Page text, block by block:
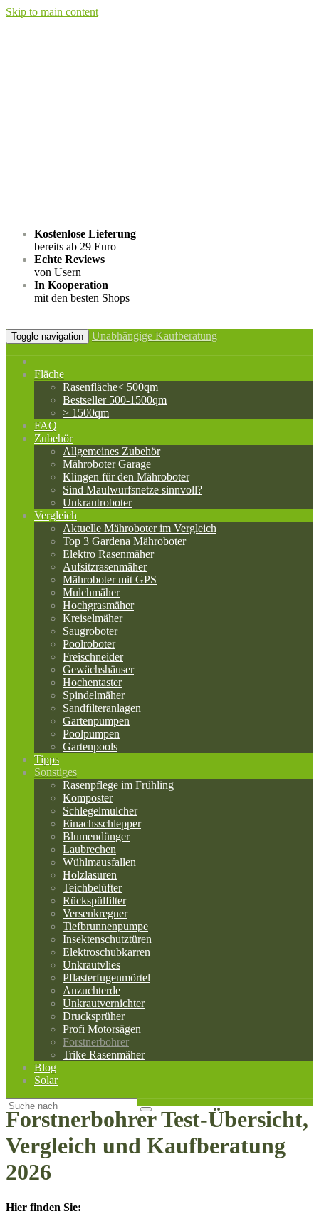
Skip to main content
Kostenlose Lieferung
bereits ab 29 Euro
Echte Reviews
von Usern
In Kooperation
mit den besten Shops
Toggle navigation Unabhängige Kaufberatung
Fläche
Rasenfläche< 500qm
Bestseller 500-1500qm
> 1500qm
FAQ
Zubehör
Allgemeines Zubehör
Mähroboter Garage
Klingen für den Mähroboter
Sind Maulwurfsnetze sinnvoll?
Unkrautroboter
Vergleich
Aktuelle Mähroboter im Vergleich
Top 3 Gardena Mähroboter
Elektro Rasenmäher
Aufsitzrasenmäher
Mähroboter mit GPS
Mulchmäher
Hochgrasmäher
Kreiselmäher
Saugroboter
Poolroboter
Freischneider
Gewächshäuser
Hochentaster
Spindelmäher
Sandfilteranlagen
Gartenpumpen
Poolpumpen
Gartenpools
Tipps
Sonstiges
Rasenpflege im Frühling
Komposter
Schlegelmulcher
Einachsschlepper
Blumendünger
Laubrechen
Wühlmausfallen
Holzlasuren
Teichbelüfter
Rückspülfilter
Versenkregner
Tiefbrunnenpumpe
Insektenschutztüren
Elektroschubkarren
Unkrautvlies
Pflasterfugenmörtel
Anzuchterde
Unkrautvernichter
Drucksprüher
Profi Motorsägen
Forstnerbohrer
Trike Rasenmäher
Blog
Solar
Forstnerbohrer Test-Übersicht,
Vergleich und Kaufberatung
2026
Hier finden Sie: